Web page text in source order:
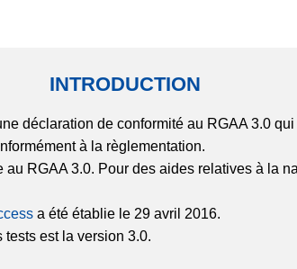
INTRODUCTION
déclaration de conformité au RGAA 3.0
à la règlementation.
RGAA 3.0. Pour des aides relatives à la
a été établie le 29 avril 2016.
est la version 3.0.